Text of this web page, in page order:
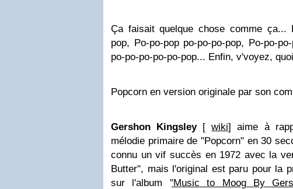
Ça faisait quelque chose comme ça...
pop, Po-po-pop po-po-po-pop, Po-po-
po-po-po-po-po-pop... Enfin, v'voyez,
Popcorn en version originale par son
Gershon Kingsley[wiki] aime à
mélodie primaire de "Popcorn" en 30
connu un vif succès en 1972 avec la
Butter", mais l'original est paru pour la
sur l'album ''Music to Moog By